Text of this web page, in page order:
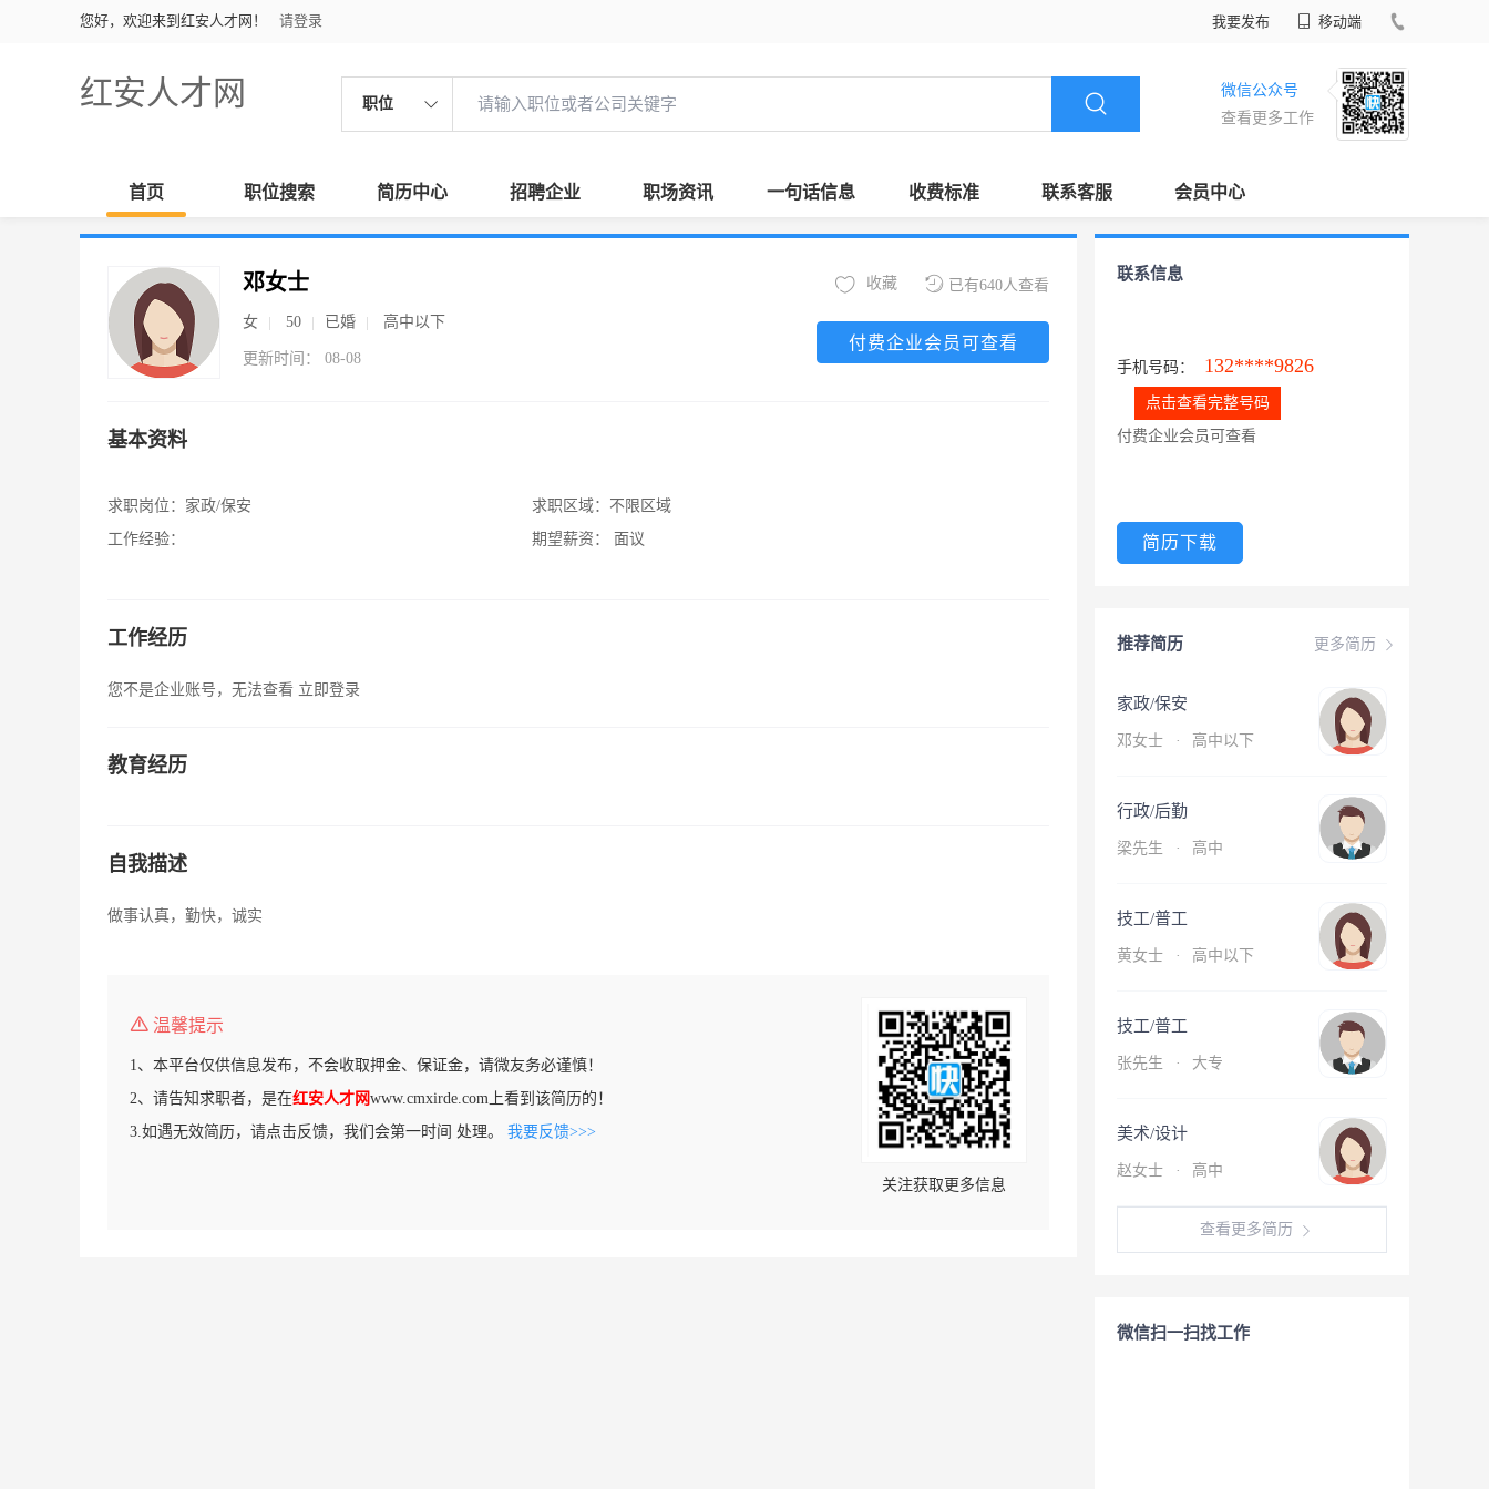
您好，欢迎来到红安人才网！ 请登录 我要发布 移动端
红安人才网 职位
微信公众号
查看更多工作
首页 职位搜索 简历中心 招聘企业 职场资讯 一句话信息 收费标准 联系客服 会员中心
邓女士
女 50 已婚 高中以下
更新时间： 08-08
已有640人查看
收藏
付费企业会员可查看
基本资料
求职岗位： 家政/保安
工作经验：
求职区域： 不限区域
期望薪资：
面议
工作经历
您不是企业账号，无法查看 立即登录
教育经历
自我描述
做事认真，勤快，诚实
温馨提示
1、本平台仅供信息发布，不会收取押金、保证金，请微友务必谨慎！
2、请告知求职者，是在红安人才网www.cmxirde.com上看到该简历的！
3.如遇无效简历，请点击反馈，我们会第一时间 处理。 我要反馈>>>
关注获取更多信息
联系信息
手机号码： 132****9826
点击查看完整号码
付费企业会员可查看
简历下载
更多简历
推荐简历
家政/保安
邓女士 · 高中以下
行政/后勤
梁先生 · 高中
技工/普工
黄女士 · 高中以下
技工/普工
张先生 · 大专
美术/设计
赵女士 · 高中
查看更多简历
微信扫一扫找工作